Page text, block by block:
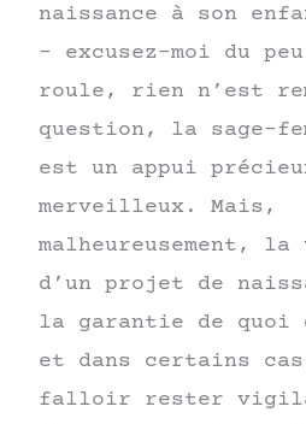
naissance à son
– excusez-moi du
roule, rien n’est
question, la sage-
est un appui
merveilleux. Mais,
malheureusement,
d’un projet de
la garantie de quoi
et dans certains
falloir rester